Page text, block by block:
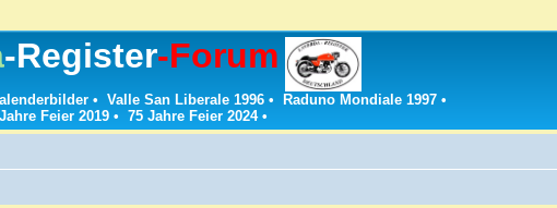
-Register-Forum
• Valle San Liberale 1996 • Raduno Mondiale 1997 •
Feier 2019 • 75 Jahre Feier 2024•